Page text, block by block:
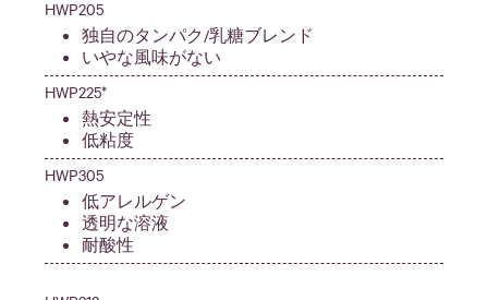
HWP205
独自のタンパク/乳糖ブレンド
いやな風味がない
HWP225*
熱安定性
低粘度
HWP305
低アレルゲン
透明な溶液
耐酸性